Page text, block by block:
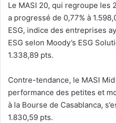
Le MASI 20, qui regroupe les
a progressé de 0,77% à
ESG, indice des entreprises
ESG selon Moody’s ESG
1.338,89 pts.
Contre-tendance, le MASI
performance des petites et
à la Bourse de Casablanca,
1.830,59 pts.